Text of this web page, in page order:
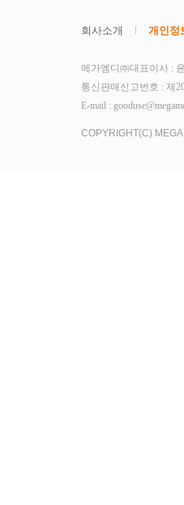
회사소개 개인정
메가엠디㈜대표이사 :
통신판매신고번호 : 제
E-mail :
COPYRIGHT(C)